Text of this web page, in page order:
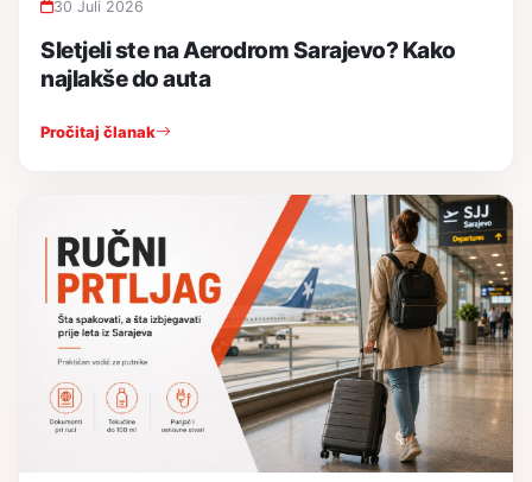
30 Juli 2026
Sletjeli ste na Aerodrom Sarajevo? Kako
najlakše do auta
Pročitaj članak